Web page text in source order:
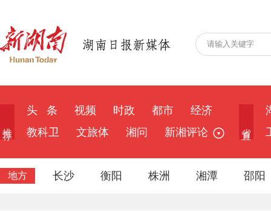
头 条 视频 时政 都市
经济
教科卫
文旅体 湘问 新湘评论
地方 长沙 衡阳 株洲 湘潭 邵阳